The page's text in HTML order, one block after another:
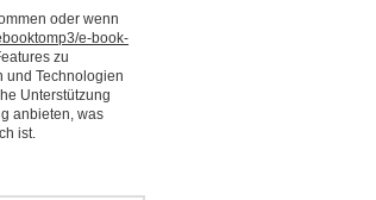
oder wenn
e-book-
zu
und Technologien
Unterstützung
anbieten, was
ist.